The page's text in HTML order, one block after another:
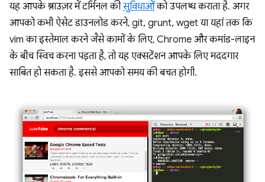
यह आपके ब्राउज़र में टर्मिनल कीसुविधाओंको उपलब्ध कराता है. अगर
आपको कभी ऐसेट डाउनलोड करने, git, grunt, wget या यहां तक कि
vim का इस्तेमाल करने जैसे कामों के लिए, Chrome और कमांड-लाइन
के बीच स्विच करना पड़ता है, तो यह एक्सटेंशन आपके लिए मददगार
साबित हो सकता है. इससे आपको समय की बचत होगी.